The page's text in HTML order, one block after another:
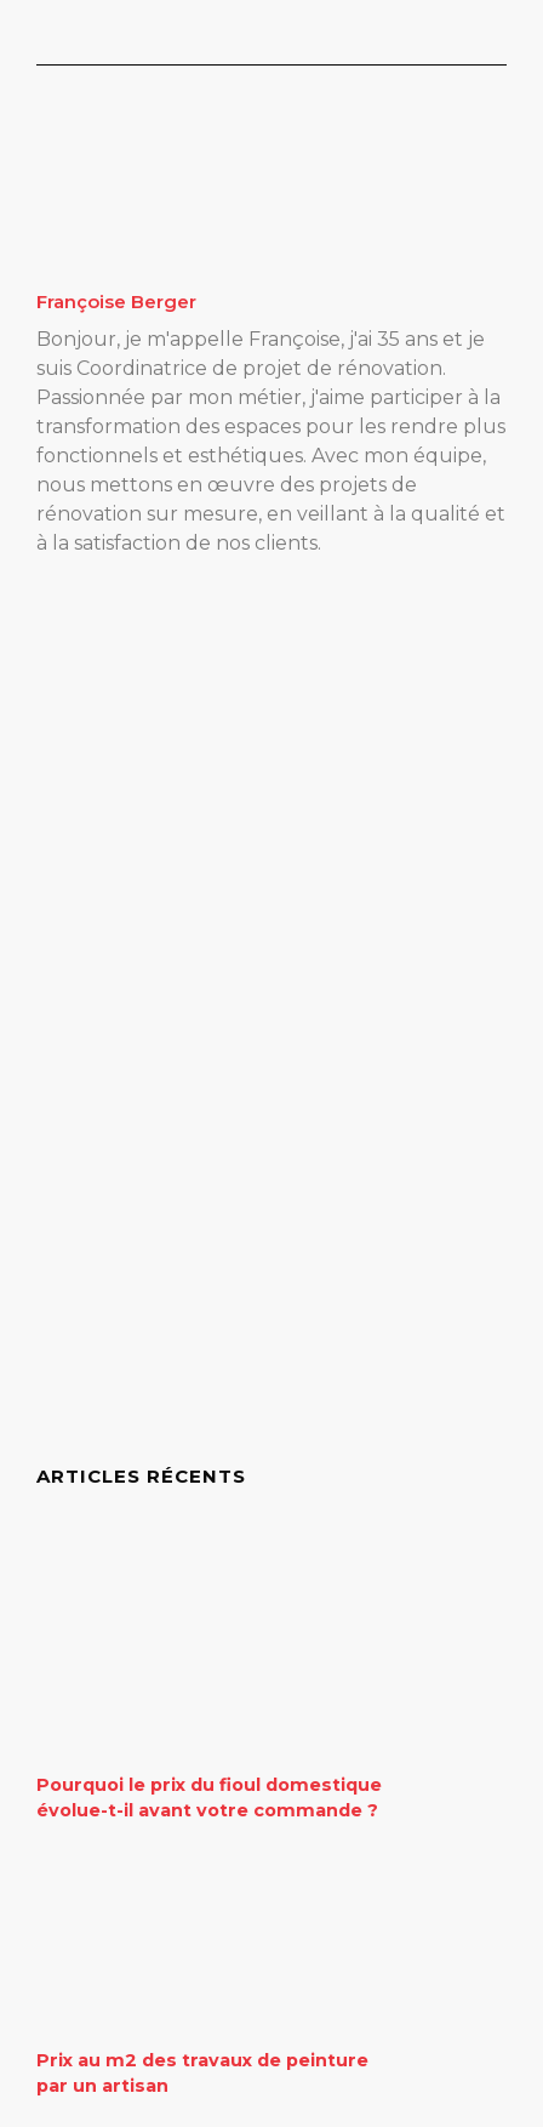
Françoise Berger
Bonjour, je m'appelle Françoise, j'ai 35 ans et je
suis Coordinatrice de projet de rénovation.
Passionnée par mon métier, j'aime participer à la
transformation des espaces pour les rendre plus
fonctionnels et esthétiques. Avec mon équipe,
nous mettons en œuvre des projets de
rénovation sur mesure, en veillant à la qualité et
à la satisfaction de nos clients.
ARTICLES RÉCENTS
Pourquoi le prix du fioul domestique
évolue-t-il avant votre commande ?
Prix au m2 des travaux de peinture
par un artisan